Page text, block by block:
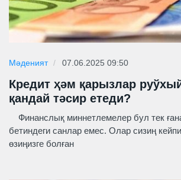
Мәденият 07.06.2025 09:50
Кредит ҳәм қарызлар
қандай тәсир етеди?
Финанслық миннетлемелер бул тек
бетиндеги санлар емес. Олар сизиң
өзиңизге болған